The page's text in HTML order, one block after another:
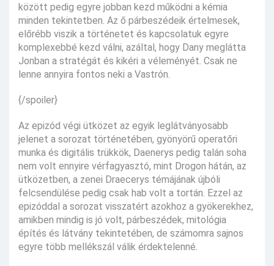
között pedig egyre jobban kezd működni a kémia
minden tekintetben. Az ő párbeszédeik értelmesek,
előrébb viszik a történetet és kapcsolatuk egyre
komplexebbé kezd válni, azáltal, hogy Dany meglátta
Jonban a stratégát és kikéri a véleményét. Csak ne
lenne annyira fontos neki a Vastrón.
{/spoiler}
Az epizód végi ütközet az egyik leglátványosabb
jelenet a sorozat történetében, gyönyörű operatőri
munka és digitális trükkök, Daenerys pedig talán soha
nem volt ennyire vérfagyasztó, mint Drogon hátán, az
ütközetben, a zenei Draecerys témájának újbóli
felcsendülése pedig csak hab volt a tortán. Ezzel az
epizóddal a sorozat visszatért azokhoz a gyökerekhez,
amikben mindig is jó volt, párbeszédek, mitológia
építés és látvány tekintetében, de számomra sajnos
egyre több mellékszál válik érdektelenné.